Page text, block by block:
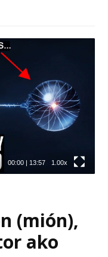
00:00| 13:57 1.00x
(mión),
ako